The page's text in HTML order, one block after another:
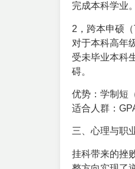
完成本科学业
2，跨本申硕（
对于本科高年
受未毕业本科
碍。
优势：学制短
适合人群：
三、心理与职
挂科带来的挫